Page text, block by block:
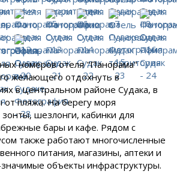
номеров отеля "Панорама"
желающего отдохнуть в
в центральном районе Судака, в
пляжа. На берегу моря
шезлонги, кабинки для
бары и кафе. Рядом с
также работают многочисленные
питания, магазины, аптеки и
объекты инфраструктуры.